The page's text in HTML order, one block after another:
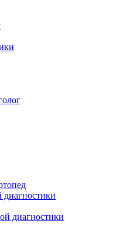
диагностики
диагностики